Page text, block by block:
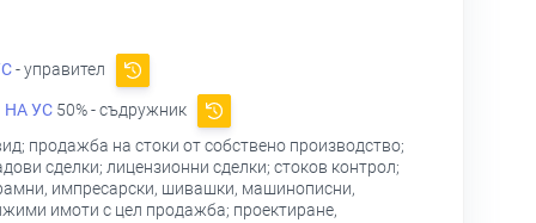
- управител
УС 50% - съдружник
продажба на стоки от собствено производство;
сделки; лицензионни сделки; стоков контрол;
импресарски, шивашки, машинописни,
имоти с цел продажба; проектиране,